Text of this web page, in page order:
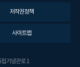
저작권정책
사이트맵
립기념관로 1